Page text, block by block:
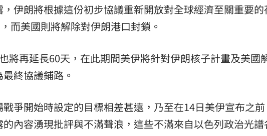
伊朗將根據這份初步協議重新開放對全球經濟至關重要
而美國則將解除對伊朗港口封鎖。
將再延長60天，在此期間美伊將針對伊朗核子計畫及美國
終協議鋪路。
爭開始時設定的目標相差甚遠，乃至在14日美伊宣布之
內容湧現批評與不滿聲浪，這些不滿來自以色列政治光